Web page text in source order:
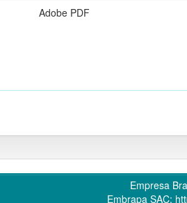
Adobe PDF
Empresa
Embrapa SAC: